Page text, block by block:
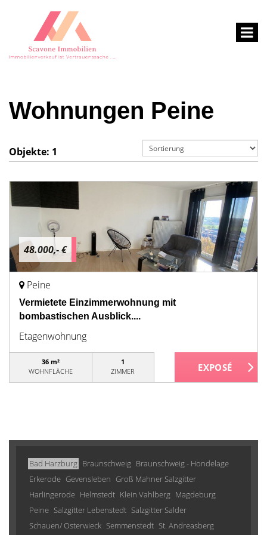
Wohnungen Peine
Objekte: 1
48.000,- €
Peine
Vermietete Einzimmerwohnung mit
bombastischen Ausblick....
Etagenwohnung
36 m²
WOHNFLÄCHE
1
ZIMMER
Bad Harzburg Braunschweig Braunschweig - Hondelage
Erkerode Gevensleben Groß Mahner Salzgitter
Harlingerode Helmstedt Klein Vahlberg Magdeburg
Peine Salzgitter Lebenstedt Salzgitter Salder
Schauen/ Osterwieck Semmenstedt St. Andreasberg